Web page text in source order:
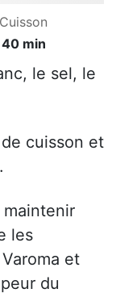
Cuisson
40 min
le sel, le
cuisson et
les
et
du